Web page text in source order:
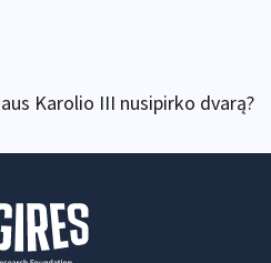
Karolio III nusipirko dvarą?